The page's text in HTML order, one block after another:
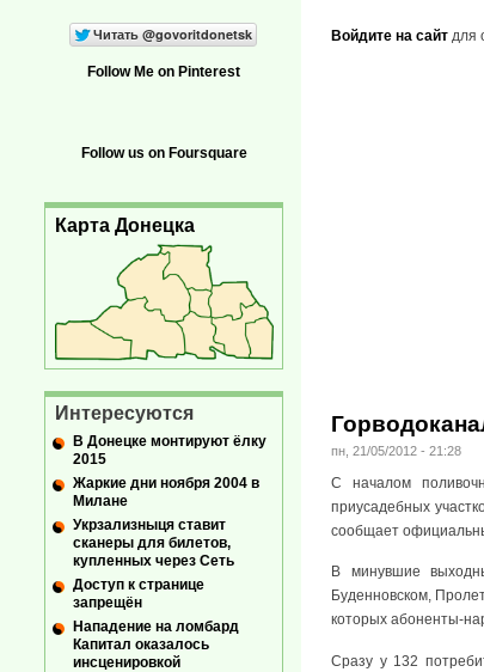
Войдите на сайт для
пн, 21/05/2012 - 21:28
С началом
приусадебных
сообщает
В минувшие
Буденновском,
которых абоненты-
Сразу у 132
Follow Me on Pinterest
Follow us on Foursquare
Карта Донецка
Интересуются
В Донецке монтируют ёлку
2015
Жаркие дни ноября 2004 в
Милане
Укрзализныця ставит
сканеры для билетов,
купленных через Сеть
Доступ к странице
запрещён
Нападение на ломбард
Капитал оказалось
инсценировкой